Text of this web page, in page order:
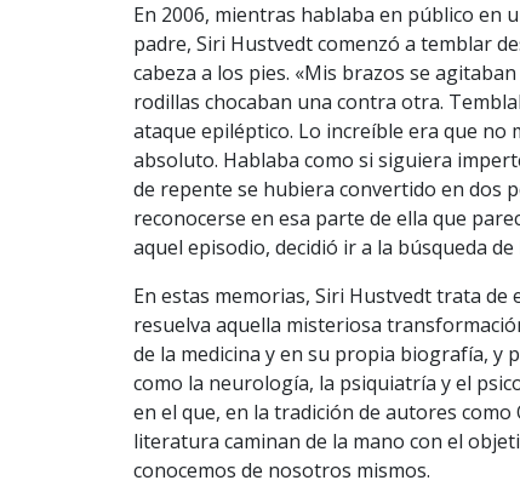
En 2006, mientras hablaba en público en
padre, Siri Hustvedt comenzó a temblar
cabeza a los pies. «Mis brazos se
rodillas chocaban una contra otra.
ataque epiléptico. Lo increíble era que no
absoluto. Hablaba como si siguiera
de repente se hubiera convertido en dos
reconocerse en esa parte de ella que
aquel episodio, decidió ir a la búsqueda
En estas memorias, Siri Hustvedt trata
resuelva aquella misteriosa
de la medicina y en su propia biografía, y
como la neurología, la psiquiatría y el
en el que, en la tradición de autores como
literatura caminan de la mano con el
conocemos de nosotros mismos.